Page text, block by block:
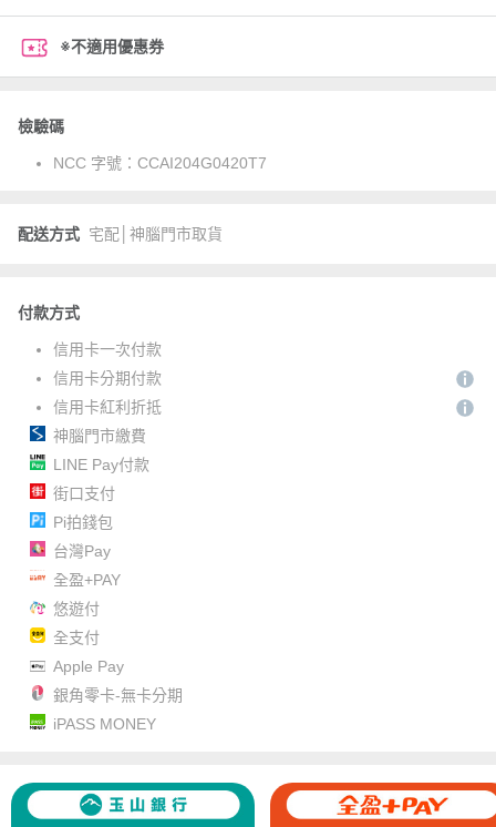
※不適用優惠券
檢驗碼
NCC 字號： CCAI204G0420T7
配送方式 宅配│神腦門市取貨
付款方式
信用卡一次付款
信用卡分期付款
信用卡紅利折抵
神腦門市繳費
LINE Pay付款
街口支付
Pi拍錢包
台灣Pay
全盈+PAY
悠遊付
全支付
Apple Pay
銀角零卡-無卡分期
iPASS MONEY